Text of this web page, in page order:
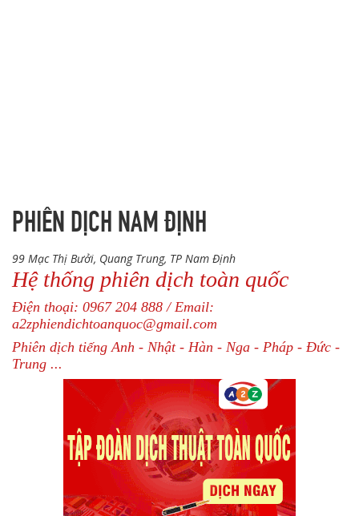
PHIÊN DỊCH NAM ĐỊNH
99 Mạc Thị Bưởi, Quang Trung, TP Nam Định
Hệ thống phiên dịch toàn quốc
Điện thoại: 0967 204 888 / Email:
a2zphiendichtoanquoc@gmail.com
Phiên dịch tiếng Anh - Nhật - Hàn - Nga - Pháp - Đức -
Trung ...